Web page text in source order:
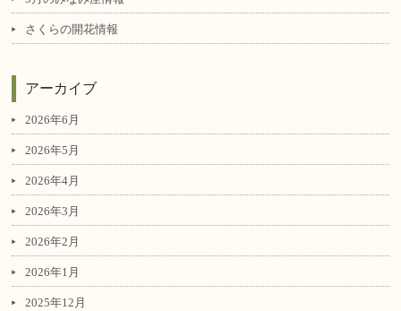
さくらの開花情報
アーカイブ
2026年6月
2026年5月
2026年4月
2026年3月
2026年2月
2026年1月
2025年12月